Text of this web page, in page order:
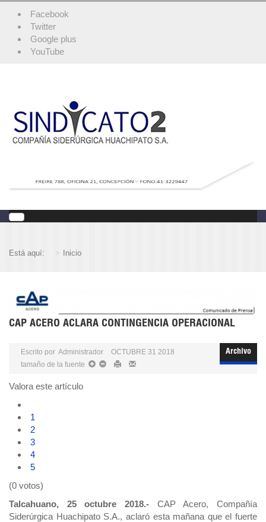
Facebook
Twitter
Google plus
YouTube
Está aquí: Inicio
CAP ACERO ACLARA CONTINGENCIA OPERACIONAL
Archivo
Escrito por Administrador
OCTUBRE 31 2018
tamaño de la fuente
Valora este artículo
1
2
3
4
5
(0 votos)
Talcahuano, 25 octubre 2018.- CAP Acero, Compañía
Siderúrgica Huachipato S.A., aclaró esta mañana que el fuerte